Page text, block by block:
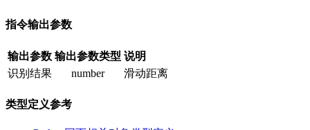
指令输出参数
输出参数 输出参数类型 说明
识别结果
number 滑动距离
类型定义参考